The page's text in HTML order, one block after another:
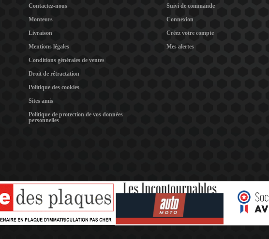
Contactez-nous
Monteurs
Livraison
Mentions légales
Conditions générales de ventes
Droit de rétractation
Politique des cookies
Sites amis
Politique de protection de vos données
personnelles
Suivi de commande
Connexion
Créez votre compte
Mes alertes